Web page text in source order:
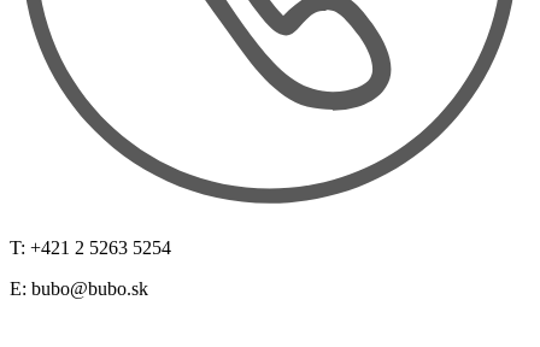
T: +421 2 5263 5254
E: bubo@bubo.sk